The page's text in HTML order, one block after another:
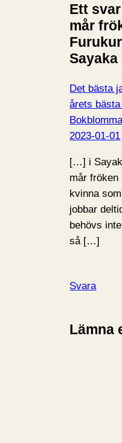
Ett
mår
Sayaka
Det bästa
årets
2023-01-01
[…] i
mår fröken
kvinna
jobbar
behövs
så […]
Svara
Lämna